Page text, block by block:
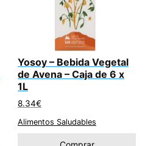
Yosoy – Bebida Vegetal
de Avena – Caja de 6 x
1L
8.34€
Alimentos Saludables